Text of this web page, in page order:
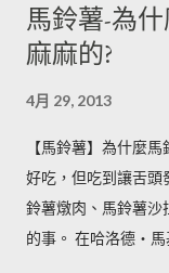
馬鈴薯-為
麻麻的?
4月 29, 2013
【馬鈴薯】為什麼
好吃，但吃到讓舌頭
鈴薯燉肉、馬鈴薯沙
的事。 在哈洛德‧馬